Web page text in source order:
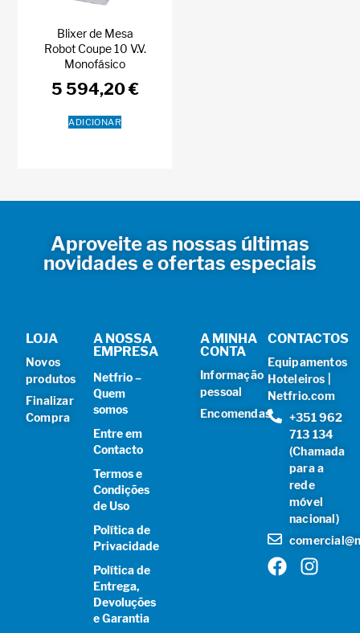
Blixer de Mesa
Robot Coupe 10 V.V.
Monofásico
5 594,20€
ADICIONAR
Aproveite as nossas últimas
novidades e ofertas especiais
LOJA
Novos
produtos
Finalizar
Compra
A NOSSA
EMPRESA
Netfrio –
Quem
somos
Entre em
Contacto
Termos e
Condições
de Uso
Política de
Privacidade
Política de
Entrega,
Devoluções
e Garantia
A MINHA
CONTA
Informação
pessoal
Encomendas
CONTACTOS
Equipamentos
Hoteleiros |
Netfrio.com
+351 962
713 134
(Chamada
para a
rede
móvel
nacional)